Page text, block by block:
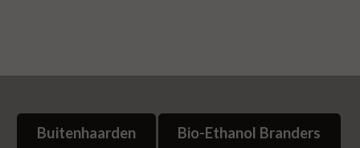
Buitenhaarden Bio-Ethanol Branders